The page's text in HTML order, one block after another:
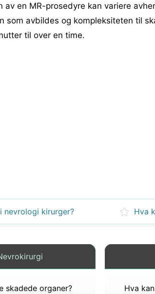
av en MR-prosedyre kan variere
som avbildes og kompleksiteten til
til over en time.
nevrologi kirurger? Hva
skadede organer? Hva